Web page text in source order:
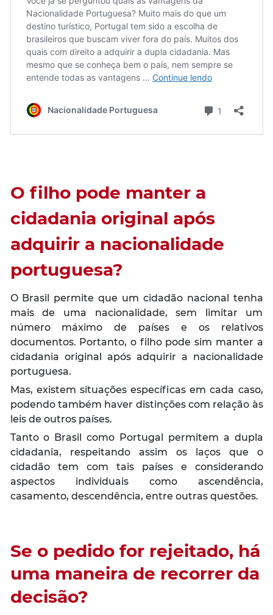
O filho pode manter a
cidadania original após
adquirir a nacionalidade
portuguesa?
O Brasil permite que um cidadão nacional tenha
mais de uma nacionalidade, sem limitar um
número máximo de países e os relativos
documentos. Portanto, o filho pode sim manter a
cidadania original após adquirir a nacionalidade
portuguesa.
Mas, existem situações específicas em cada caso,
podendo também haver distinções com relação às
leis de outros países.
Tanto o Brasil como Portugal permitem a dupla
cidadania, respeitando assim os laços que o
cidadão tem com tais países e considerando
aspectos individuais como ascendência,
casamento, descendência, entre outras questões.
Se o pedido for rejeitado, há
uma maneira de recorrer da
decisão?